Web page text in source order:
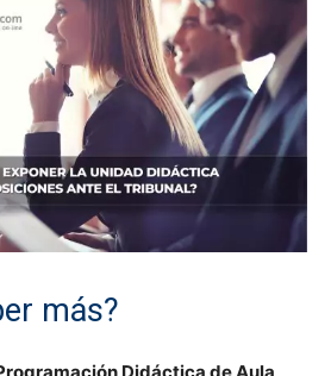
más?